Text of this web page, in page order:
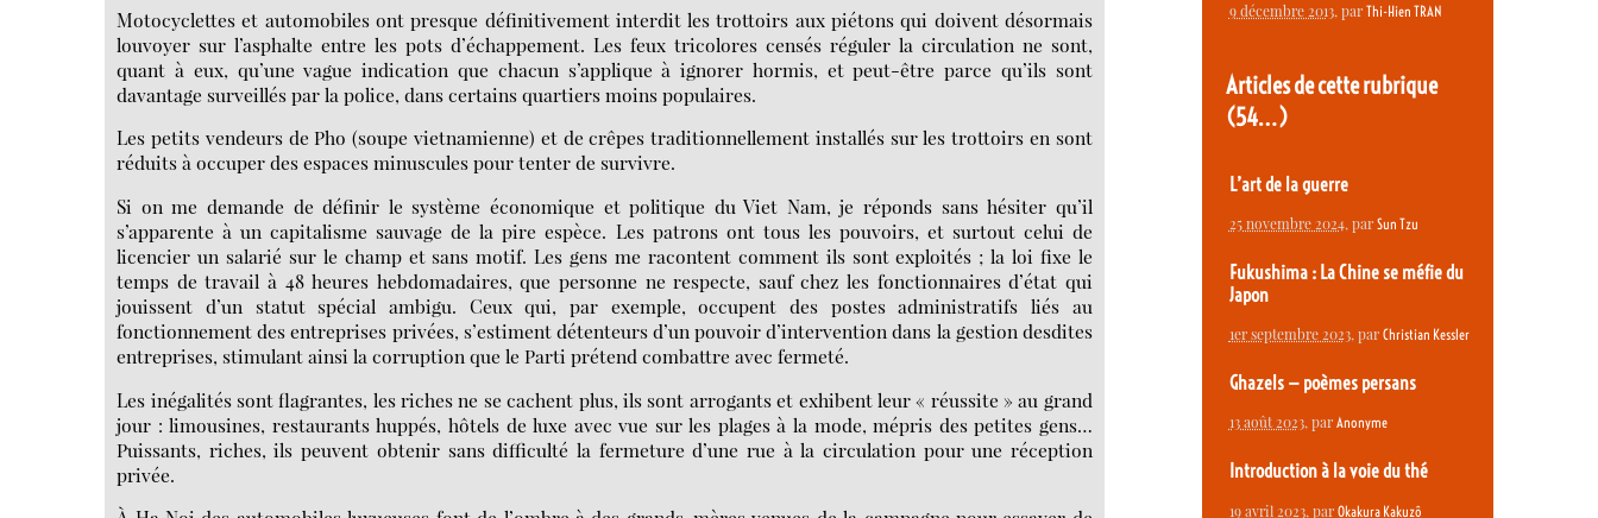
Motocyclettes et automobiles ont presque définitivement interdit les trottoirs aux piétons qui doivent désormais
louvoyer sur l’asphalte entre les pots d’échappement. Les feux tricolores censés réguler la circulation ne sont,
quant à eux, qu’une vague indication que chacun s’applique à ignorer hormis, et peut-être parce qu’ils sont
davantage surveillés par la police, dans certains quartiers moins populaires.
Les petits vendeurs de Pho (soupe vietnamienne) et de crêpes traditionnellement installés sur les trottoirs en sont
réduits à occuper des espaces minuscules pour tenter de survivre.
Si on me demande de définir le système économique et politique du Viet Nam, je réponds sans hésiter qu’il
s’apparente à un capitalisme sauvage de la pire espèce. Les patrons ont tous les pouvoirs, et surtout celui de
licencier un salarié sur le champ et sans motif. Les gens me racontent comment ils sont exploités ; la loi fixe le
temps de travail à 48 heures hebdomadaires, que personne ne respecte, sauf chez les fonctionnaires d’état qui
jouissent d’un statut spécial ambigu. Ceux qui, par exemple, occupent des postes administratifs liés au
fonctionnement des entreprises privées, s’estiment détenteurs d’un pouvoir d’intervention dans la gestion desdites
entreprises, stimulant ainsi la corruption que le Parti prétend combattre avec fermeté.
Les inégalités sont flagrantes, les riches ne se cachent plus, ils sont arrogants et exhibent leur « réussite » au grand
jour : limousines, restaurants huppés, hôtels de luxe avec vue sur les plages à la mode, mépris des petites gens…
Puissants, riches, ils peuvent obtenir sans difficulté la fermeture d’une rue à la circulation pour une réception
privée.
9 décembre 2013, par Thi-Hien TRAN
Articles de cette rubrique
(54…)
L’art de la guerre
25 novembre 2024, par Sun Tzu
Fukushima : La Chine se méfie du
Japon
1er septembre 2023, par Christian Kessler
Ghazels — poèmes persans
13 août 2023, par Anonyme
Introduction à la voie du thé
19 avril 2023, par Okakura Kakuzô